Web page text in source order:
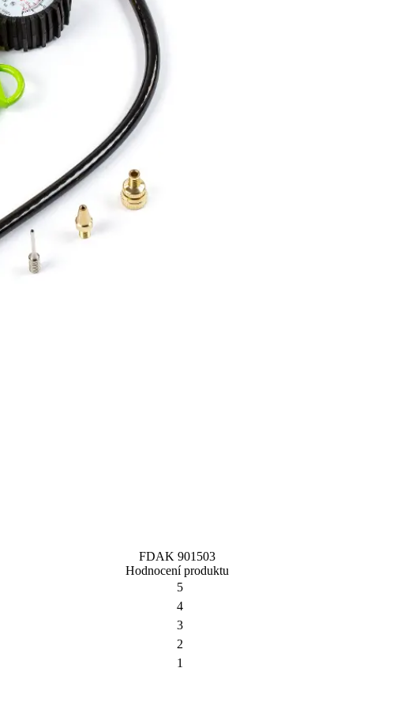
FDAK 901503
Hodnocení produktu
5
4
3
2
1